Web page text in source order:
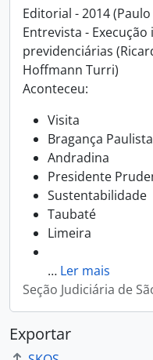
Editorial - 2014
Entrevista -
previdenciárias
Hoffmann Turri)
Aconteceu:
Visita
Bragança Paulista
Andradina
Presidente
Sustentabilidade
Taubaté
Limeira
… Ler mais
Seção Judiciária de
Exportar